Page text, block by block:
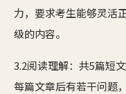
力，要求考生能够灵活
级的内容。
3.2阅读理解：共5篇短
每篇文章后有若干问题